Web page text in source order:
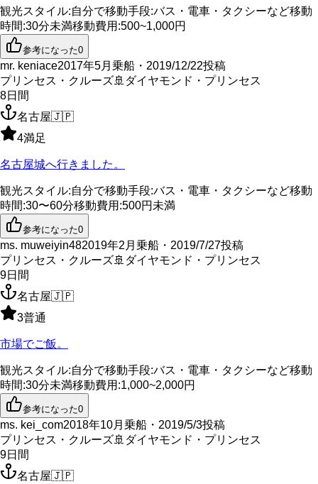
観光スタイル:自分で移動手段:バス・電車・タクシーなど移動
時間:30分未満移動費用 :500~1,000円
参考になった0
mr. keniace2017年5月乗船・2019/12/22投稿
プリンセス・クルーズ🚢 ダイヤモンド・プリンセス
8日間
名古屋🇯🇵
4満足
名古屋城へ行きました。
観光スタイル:自分で移動手段:バス・電車・タクシーなど移動
時間:30〜60分移動費用 :500円未満
参考になった0
ms. muweiyin482019年2月乗船・2019/7/27投稿
プリンセス・クルーズ🚢 ダイヤモンド・プリンセス
9日間
名古屋🇯🇵
3普通
市場でご飯。
観光スタイル:自分で移動手段:バス・電車・タクシーなど移動
時間:30分未満移動費用 :1,000~2,000円
参考になった0
ms. kei_com2018年10月乗船・2019/5/3投稿
プリンセス・クルーズ🚢 ダイヤモンド・プリンセス
9日間
名古屋🇯🇵